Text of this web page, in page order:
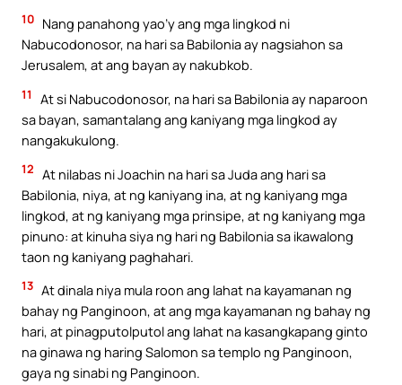
10 Nang panahong yao’y ang mga lingkod ni
Nabucodonosor, na hari sa Babilonia ay nagsiahon sa
Jerusalem, at ang bayan ay nakubkob.
11
At si Nabucodonosor, na hari sa Babilonia ay naparoon
sa bayan, samantalang ang kaniyang mga lingkod ay
nangakukulong.
12 At nilabas ni Joachin na hari sa Juda ang hari sa
Babilonia, niya, at ng kaniyang ina, at ng kaniyang mga
lingkod, at ng kaniyang mga prinsipe, at ng kaniyang mga
pinuno: at kinuha siya ng hari ng Babilonia sa ikawalong
taon ng kaniyang paghahari.
13 At dinala niya mula roon ang lahat na kayamanan ng
bahay ng Panginoon, at ang mga kayamanan ng bahay ng
hari, at pinagputolputol ang lahat na kasangkapang ginto
na ginawa ng haring Salomon sa templo ng Panginoon,
gaya ng sinabi ng Panginoon.